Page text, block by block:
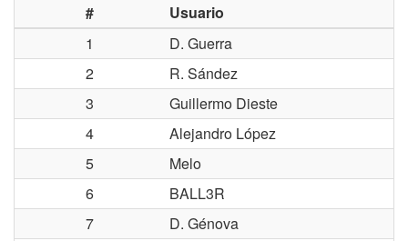
#
Usuario
1
D. Guerra
2
R. Sández
3
Guillermo Dieste
4
Alejandro López
5
Melo
6
BALL3R
7
D. Génova